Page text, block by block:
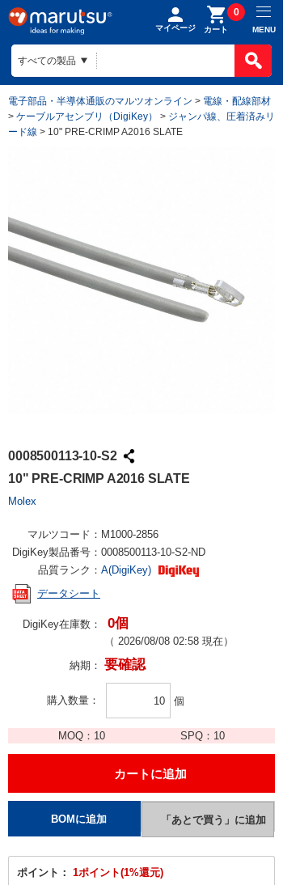
マイページ カート
0
MENU
電子部品・半導体通販のマルツオンライン > 電線・配線部材
> ケーブルアセンブリ（DigiKey） > ジャンパ線、圧着済みリ
ード線 > 10" PRE-CRIMP A2016 SLATE
0008500113-10-S2
10" PRE-CRIMP A2016 SLATE
Molex
マルツコード： M1000-2856
DigiKey製品番号： 0008500113-10-S2-ND
品質ランク： A(DigiKey)
データシート
DigiKey在庫数： 0個
（ 2026/08/08 02:58 現在）
納期： 要確認
購入数量 個
MOQ： 10 SPQ： 10
ポイント： 1ポイント(1%還元)